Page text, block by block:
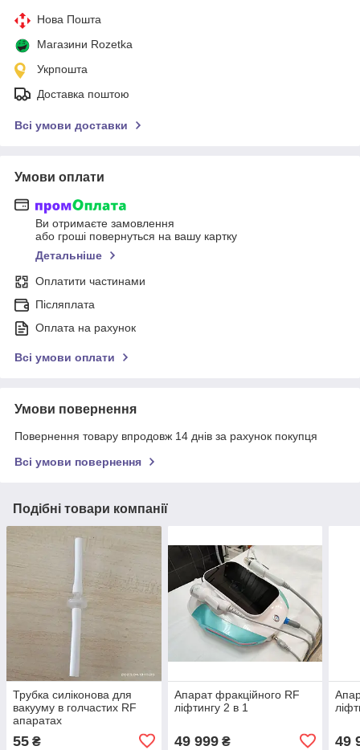
Нова Пошта
Магазини Rozetka
Укрпошта
Доставка поштою
Всі умови доставки
Умови оплати
Ви отримаєте замовлення
або гроші повернуться на вашу картку
Детальніше
Оплатити частинами
Післяплата
Оплата на рахунок
Всі умови оплати
Умови повернення
Повернення товару впродовж 14 днів за рахунок покупця
Всі умови повернення
Подібні товари компанії
Трубка силіконова для
вакууму в голчастих RF
апаратах
55 ₴
Апарат фракційного RF
ліфтингу 2 в 1
49 999₴ 49